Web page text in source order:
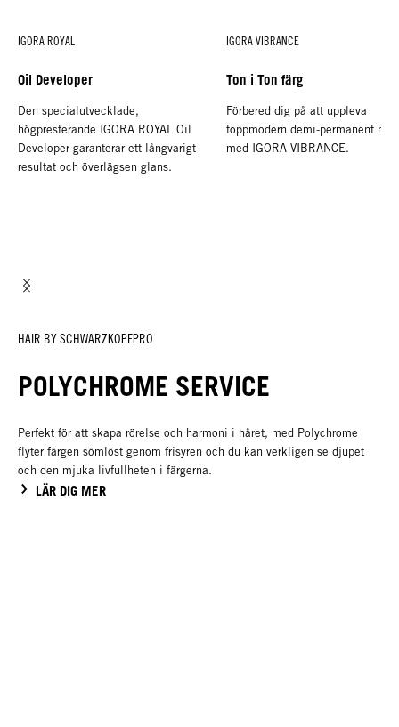
IGORA ROYAL
Oil Developer
Den specialutvecklade,
högpresterande IGORA ROYAL Oil
Developer garanterar ett långvarigt
resultat och överlägsen glans.
IGORA VIBRANCE
Ton i Ton färg
Förbered dig på att uppleva
toppmodern demi-permanent
med IGORA VIBRANCE.
HAIR BY SCHWARZKOPFPRO
POLYCHROME SERVICE
Perfekt för att skapa rörelse och harmoni i håret, med Polychrome
flyter färgen sömlöst genom frisyren och du kan verkligen se djupet
och den mjuka livfullheten i färgerna.
LÄR DIG MER